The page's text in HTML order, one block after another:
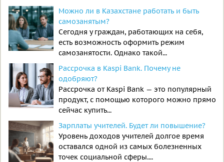
Можно ли в Казахстане работать и быть
самозанятым?
Сегодня у граждан, работающих на себя,
есть возможность оформить режим
самозанятости. Однако такой...
Рассрочка в Kaspi Bank. Почему не
одобряют?
Рассрочка от Kaspi Bank — это популярный
продукт, с помощью которого можно прямо
сейчас купить...
Зарплаты учителей. Будет ли повышение?
Уровень доходов учителей долгое время
оставался одной из самых болезненных
точек социальной сферы....